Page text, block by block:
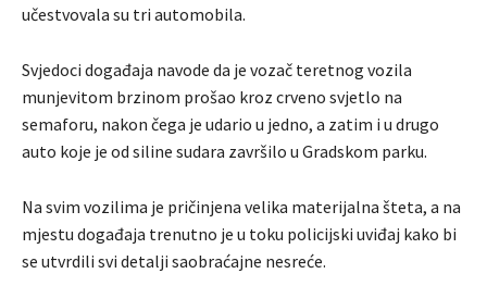
učestvovala su tri automobila.
Svjedoci događaja navode da je vozač teretnog vozila
munjevitom brzinom prošao kroz crveno svjetlo na
semaforu, nakon čega je udario u jedno, a zatim i u drugo
auto koje je od siline sudara završilo u Gradskom parku.
Na svim vozilima je pričinjena velika materijalna šteta, a na
mjestu događaja trenutno je u toku policijski uviđaj kako bi
se utvrdili svi detalji saobraćajne nesreće.